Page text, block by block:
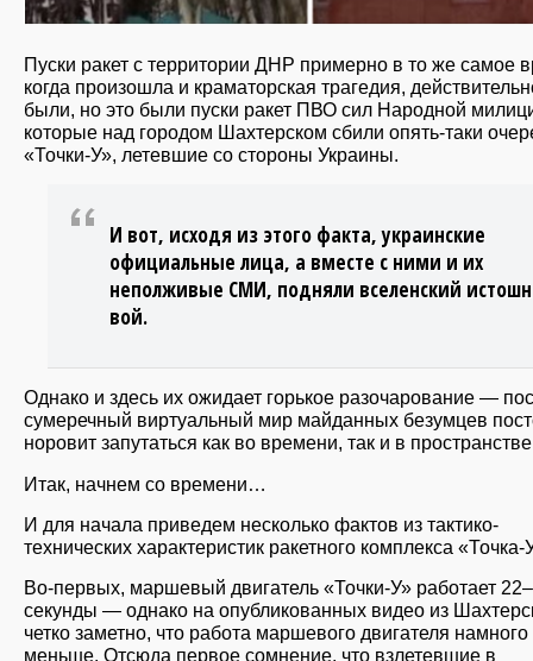
Пуски ракет с территории ДНР примерно в то же самое
когда произошла и краматорская трагедия,
были, но это были пуски ракет ПВО сил Народной
которые над городом Шахтерском сбили опять-таки
«Точки-У», летевшие со стороны Украины.
И вот, исходя из этого факта, украинские
официальные лица, а вместе с ними и их
неполживые СМИ, подняли вселенский
вой.
Однако и здесь их ожидает горькое разочарование —
сумеречный виртуальный мир майданных безумцев
норовит запутаться как во времени, так и в
Итак, начнем со времени…
И для начала приведем несколько фактов из тактико-
технических характеристик ракетного комплекса «Точка-
Во-первых, маршевый двигатель «Точки-У» работает
секунды — однако на опубликованных видео из
четко заметно, что работа маршевого двигателя намного
меньше. Отсюда первое сомнение, что взлетевшие в